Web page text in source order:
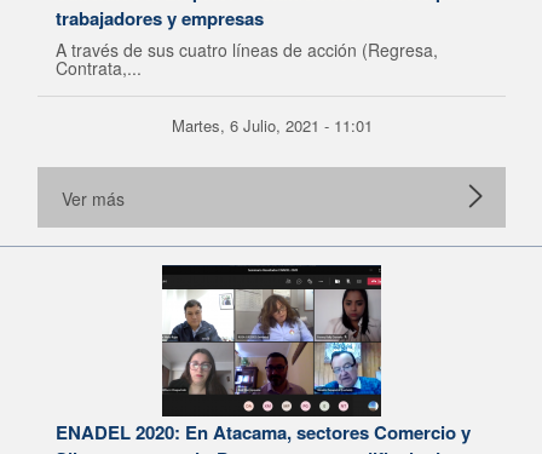
trabajadores y empresas
A través de sus cuatro líneas de acción (Regresa,
Contrata,...
Martes, 6 Julio, 2021 - 11:01
Ver más
ENADEL 2020: En Atacama, sectores Comercio y